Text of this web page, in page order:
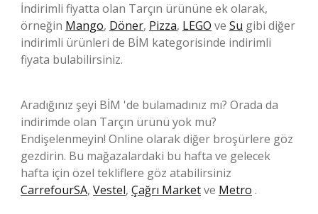
İndirimli fiyatta olan Tarçın ürününe ek olarak,
örneğin Mango, Döner, Pizza, LEGO ve Su gibi diğer
indirimli ürünleri de BİM kategorisinde indirimli
fiyata bulabilirsiniz.
Aradığınız şeyi BİM 'de bulamadınız mı? Orada da
indirimde olan Tarçın ürünü yok mu?
Endişelenmeyin! Online olarak diğer broşürlere göz
gezdirin. Bu mağazalardaki bu hafta ve gelecek
hafta için özel tekliflere göz atabilirsiniz
CarrefourSA, Vestel, Çağrı Marketve Metro .